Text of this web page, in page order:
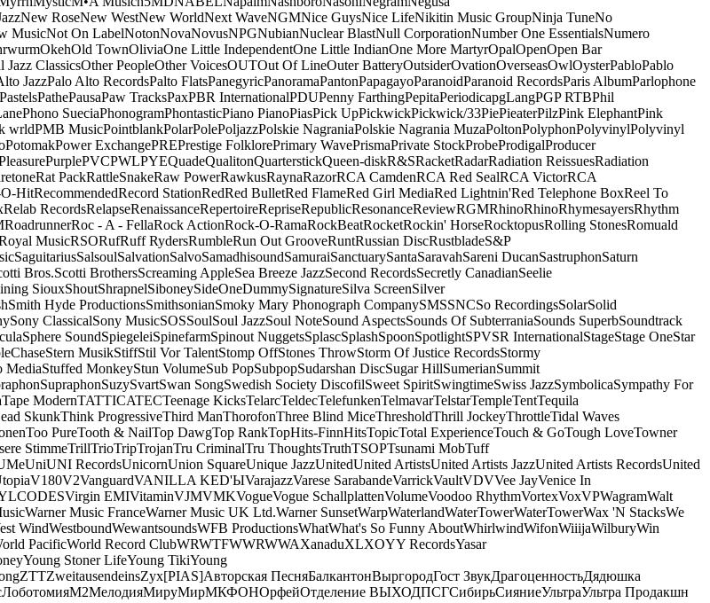
New RoseNew WestNew WorldNext WaveNGMNice GuysNice LifeNikitin Music GroupNinja TuneNo
MusicNot On LabelNotonNovaNovusNPGNubianNuclear BlastNull CorporationNumber One EssentialsNumero
OkehOld TownOliviaOne Little IndependentOne Little IndianOne More MartyrOpalOpenOpen Bar
Jazz ClassicsOther PeopleOther VoicesOUTOut Of LineOuter BatteryOutsiderOvationOverseasOwlOysterPabloPablo
JazzPalo Alto RecordsPalto FlatsPanegyricPanoramaPantonPapagayoParanoidParanoid RecordsParis AlbumParlophone
PastelsPathePausaPaw TracksPaxPBR InternationalPDUPenny FarthingPepitaPeriodicapgLangPGP RTBPhil
Phono SueciaPhonogramPhontasticPiano PianoPiasPick UpPickwickPickwick/33PiePieaterPilzPink ElephantPink
wrldPMB MusicPointblankPolarPolePoljazzPolskie NagraniaPolskie Nagrania MuzaPoltonPolyphonPolyvinylPolyvinyl
PotomakPower ExchangePREPrestige FolklorePrimary WavePrismaPrivate StockProbeProdigalProducer
PurplePVCPWLPYEQuadeQualitonQuarterstickQueen-diskR&SRacketRadarRadiation ReissuesRadiation
Rat PackRattleSnakeRaw PowerRawkusRaynaRazorRCA CamdenRCA Red SealRCA VictorRCA
HitRecommendedRecord StationRedRed BulletRed FlameRed Girl MediaRed Lightnin'Red Telephone BoxReel To
Relab RecordsRelapseRenaissanceRepertoireRepriseRepublicResonanceReviewRGMRhinoRhinoRhymesayersRhythm
RoadrunnerRoc - A - FellaRock ActionRock-O-RamaRockBeatRocketRockin' HorseRocktopusRolling StonesRomuald
MusicRSORufRuff RydersRumbleRun Out GrooveRuntRussian DiscRustbladeS&P
SaguitariusSalsoulSalvationSalvoSamadhisoundSamuraiSanctuarySantaSaravahSareni DucanSastruphonSaturn
Bros.Scotti BrothersScreaming AppleSea Breeze JazzSecond RecordsSecretly CanadianSeelie
SiouxShoutShrapnelSiboneySideOneDummySignatureSilva ScreenSilver
Smith Hyde ProductionsSmithsonianSmoky Mary Phonograph CompanySMSSNCSo RecordingsSolarSolid
Sony ClassicalSony MusicSOSSoulSoul JazzSoul NoteSound AspectsSounds Of SubterraniaSounds SuperbSoundtrack
Sphere SoundSpiegeleiSpinefarmSpinout NuggetsSplascSplashSpoonSpotlightSPVSR InternationalStageStage OneStar
Stern MusikStiffStil Vor TalentStomp OffStones ThrowStorm Of Justice RecordsStormy
MediaStuffed MonkeyStun VolumeSub PopSubpopSudarshan DiscSugar HillSumerianSummit
SupraphonSuzySvartSwan SongSwedish Society DiscofilSweet SpiritSwingtimeSwiss JazzSymbolicaSympathy For
Tape ModernTATTICATECTeenage KicksTelarcTeldecTelefunkenTelmavarTelstarTempleTentTequila
SkunkThink ProgressiveThird ManThorofonThree Blind MiceThresholdThrill JockeyThrottleTidal Waves
Too PureTooth & NailTop DawgTop RankTopHits-FinnHitsTopicTotal ExperienceTouch & GoTough LoveTowner
StimmeTrillTrioTripTrojanTru CriminalTru ThoughtsTruthTSOPTsunami MobTuff
UniUNI RecordsUnicornUnion SquareUnique JazzUnitedUnited ArtistsUnited Artists JazzUnited Artists RecordsUnited
V180V2VanguardVANILLA KED'ЫVarajazzVarese SarabandeVarrickVaultVDVVee JayVenice In
Virgin EMIVitaminVJMVMKVogueVogue SchallplattenVolumeVoodoo RhythmVortexVoxVPWagramWalt
Warner Music FranceWarner Music UK Ltd.Warner SunsetWarpWaterlandWaterTowerWaterTowerWax 'N StacksWe
WindWestboundWewantsoundsWFB ProductionsWhatWhat's So Funny AboutWhirlwindWifonWiiijaWilburyWin
PacificWorld Record ClubWRWTFWWRWWAXanaduXLXOYY RecordsYasar
Young Stoner LifeYoung TikiYoung
ZTTZweitausendeinsZyx[PIAS]Авторская ПесняБалкантонВыргородГост ЗвукДрагоценностьДядюшка
ЛоботомияМ2МелодияМируМирМКФОНОрфейОтделение ВЫХОДПСГСибирьСияниеУльтраУльтра Продакшн